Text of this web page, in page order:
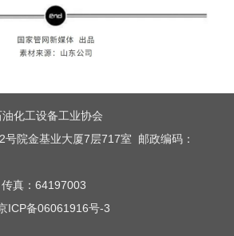
化工设备工业协会
号院金基业大厦7层717室 邮政编码：
真：64197003
ICP备06061916号-3